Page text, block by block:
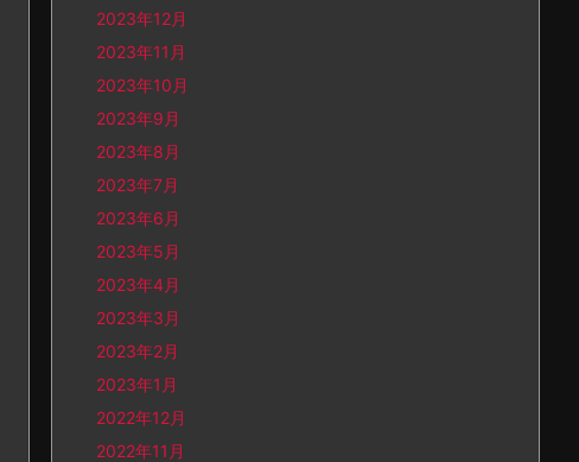
2023年12月
2023年11月
2023年10月
2023年9月
2023年8月
2023年7月
2023年6月
2023年5月
2023年4月
2023年3月
2023年2月
2023年1月
2022年12月
2022年11月